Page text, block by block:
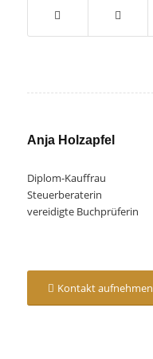
Anja Holzapfel
Diplom-Kauffrau
Steuerberaterin
vereidigte Buchprüferin
Kontakt aufnehmen